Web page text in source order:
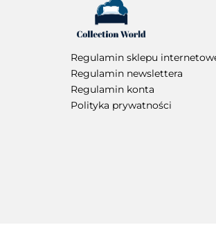
Regulamin sklepu
Regulamin newslettera
Regulamin konta
Polityka prywatności